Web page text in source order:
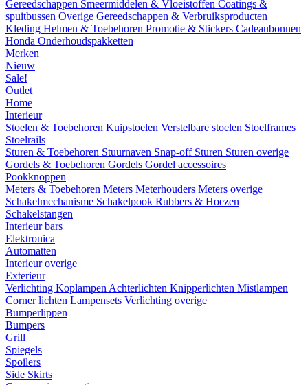
Gereedschappen Smeermiddelen & Vloeistoffen Coatings &
spuitbussen Overige Gereedschappen & Verbruiksproducten
Kleding Helmen & Toebehoren Promotie & Stickers Cadeaubonnen
Honda Onderhoudspakketten
Merken
Nieuw
Sale!
Outlet
Home
Interieur
Stoelen & Toebehoren Kuipstoelen Verstelbare stoelen Stoelframes
Stoelrails
Sturen & Toebehoren Stuurnaven Snap-off Sturen Sturen overige
Gordels & Toebehoren Gordels Gordel accessoires
Pookknoppen
Meters & Toebehoren Meters Meterhouders Meters overige
Schakelmechanisme Schakelpook Rubbers & Hoezen
Schakelstangen
Interieur bars
Elektronica
Automatten
Interieur overige
Exterieur
Verlichting Koplampen Achterlichten Knipperlichten Mistlampen
Corner lichten Lampensets Verlichting overige
Bumperlippen
Bumpers
Grill
Spiegels
Spoilers
Side Skirts